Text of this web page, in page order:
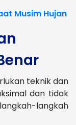
Musim Hujan
teknik dan
dan tidak
langkah